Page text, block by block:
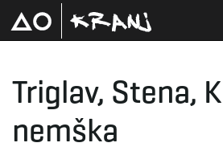
Triglav, Stena,
nemška